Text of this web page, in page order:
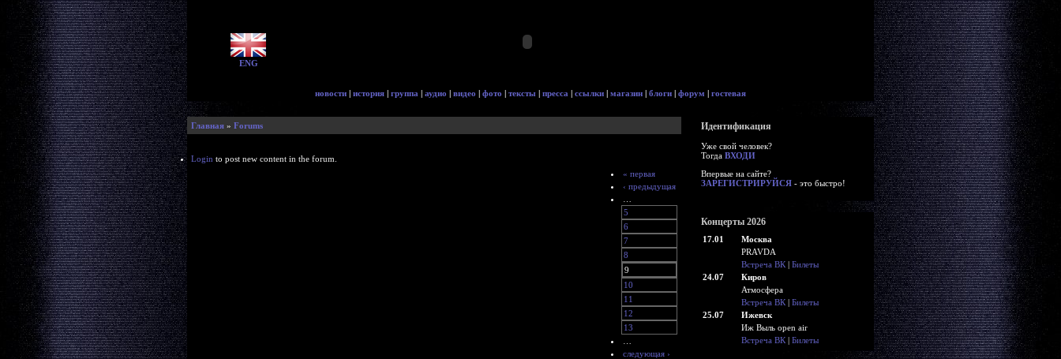
ENG
новости | история | группа | аудио | видео | фото | тексты | пресса | ссылки | магазин | блоги | форум | гостевая
Главная » Forums
Login to post new content in the forum.
« первая
‹ предыдущая
5
6
7
8
9
10
11
12
13
следующая ›
Идентификация
Уже свой человек?
Тогда ВХОДИ
Впервые на сайте?
ЗАРЕГИСТРИРУЙСЯ - это быстро!
Концерты 2026
17.01
Москва
PRAVDA
Встреча ВК | Билеты
24.07
Киров
Атмосфера
Встреча ВК | Билеты
25.07
Ижевск
Иж Выль open air
Встреча ВК | Билеты